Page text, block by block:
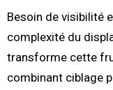
Besoin de visibilité
complexité du
transforme cette
combinant ciblage